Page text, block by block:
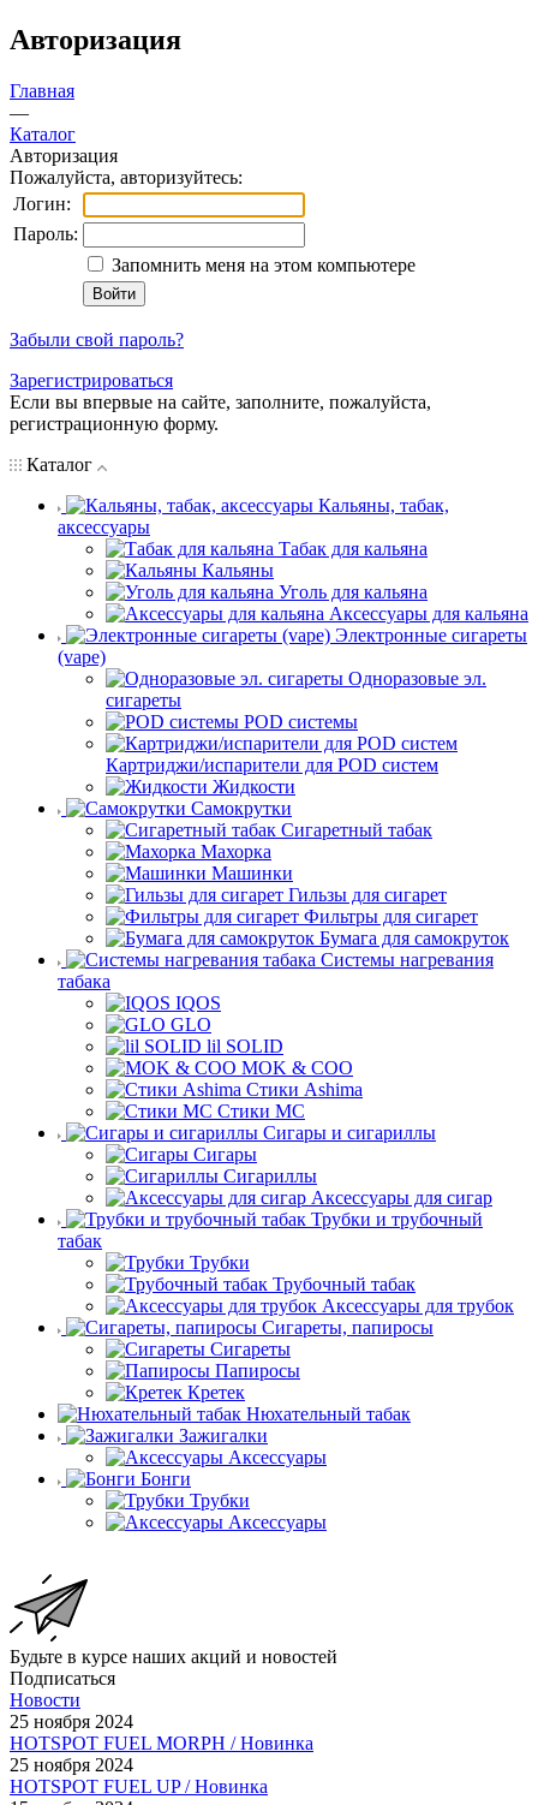
Авторизация
Главная
—
Каталог
Авторизация
Пожалуйста, авторизуйтесь:
Логин:
Пароль:
Запомнить меня на этом компьютере
Забыли свой пароль?
Зарегистрироваться
Если вы впервые на сайте, заполните, пожалуйста,
регистрационную форму.
Каталог
Кальяны, табак,
аксессуары
Табак для кальяна
Кальяны
Уголь для кальяна
Аксессуары для кальяна
Электронные сигареты
(vape)
Одноразовые эл.
сигареты
POD системы
Картриджи/испарители для POD систем
Жидкости
Самокрутки
Сигаретный табак
Махорка
Машинки
Гильзы для сигарет
Фильтры для сигарет
Бумага для самокруток
Системы нагревания
табака
IQOS
GLO
lil SOLID
MOK & COO
Стики Ashima
Стики MC
Сигары и сигариллы
Сигары
Сигариллы
Аксессуары для сигар
Трубки и трубочный
табак
Трубки
Трубочный табак
Аксессуары для трубок
Сигареты, папиросы
Сигареты
Папиросы
Кретек
Нюхательный табак
Зажигалки
Аксессуары
Бонги
Трубки
Аксессуары
Будьте в курсе наших акций и новостей
Подписаться
Новости
25 ноября 2024
HOTSPOT FUEL MORPH / Новинка
25 ноября 2024
HOTSPOT FUEL UP / Новинка